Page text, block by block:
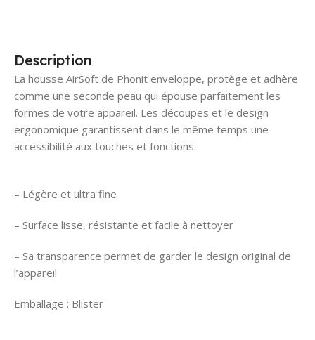
Description
La housse AirSoft de Phonit enveloppe, protège et adhère
comme une seconde peau qui épouse parfaitement les
formes de votre appareil. Les découpes et le design
ergonomique garantissent dans le même temps une
accessibilité aux touches et fonctions.
– Légère et ultra fine
– Surface lisse, résistante et facile à nettoyer
– Sa transparence permet de garder le design original de
l’appareil
Emballage : Blister